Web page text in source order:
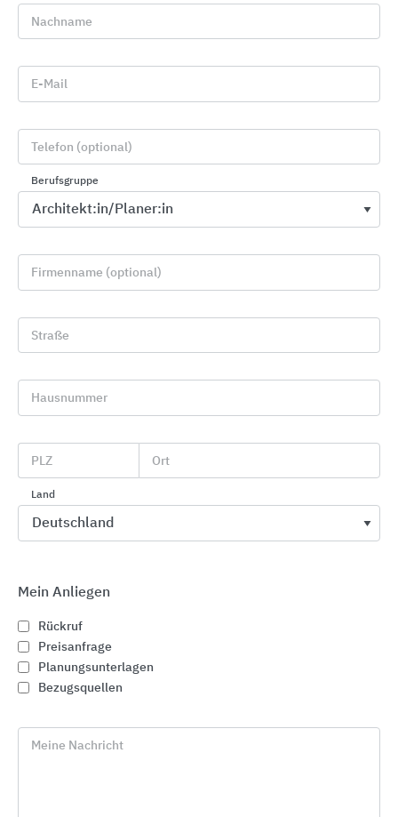
dormakaba
Nachname
E-Mail
Telefon (optional)
Berufsgruppe
Firmenname (optional)
Straße
Hausnummer
PLZ Ort
Land
Mein Anliegen
Rückruf
Preisanfrage
Planungsunterlagen
Bezugsquellen
Meine Nachricht